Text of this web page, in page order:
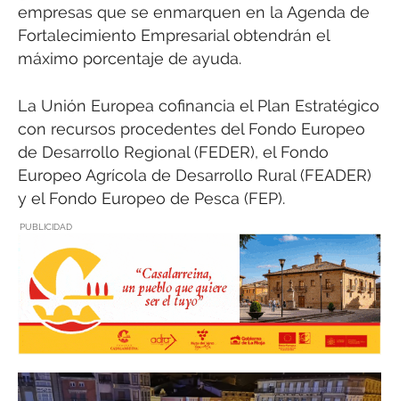
empresas que se enmarquen en la Agenda de
Fortalecimiento Empresarial obtendrán el
máximo porcentaje de ayuda.
La Unión Europea cofinancia el Plan Estratégico
con recursos procedentes del Fondo Europeo
de Desarrollo Regional (FEDER), el Fondo
Europeo Agrícola de Desarrollo Rural (FEADER)
y el Fondo Europeo de Pesca (FEP).
PUBLICIDAD